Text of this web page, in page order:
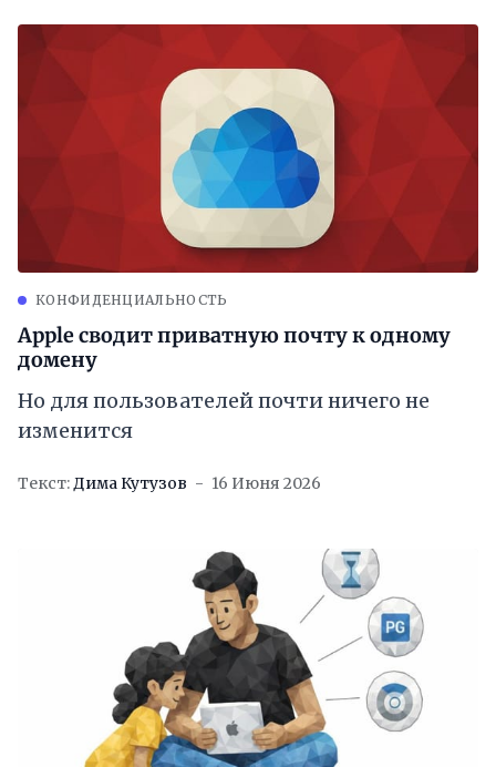
КОНФИДЕНЦИАЛЬНОСТЬ
Apple сводит приватную почту к одному
домену
Но для пользователей почти ничего не
изменится
Текст:Дима Кутузов 16 Июня 2026